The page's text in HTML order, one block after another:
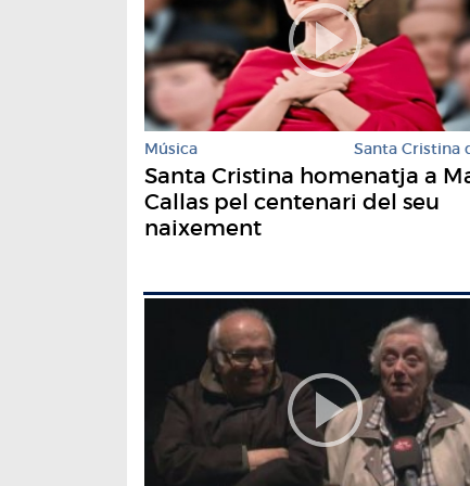
Música Santa Cristina
Santa Cristina homenatja a
Callas pel centenari del seu
naixement